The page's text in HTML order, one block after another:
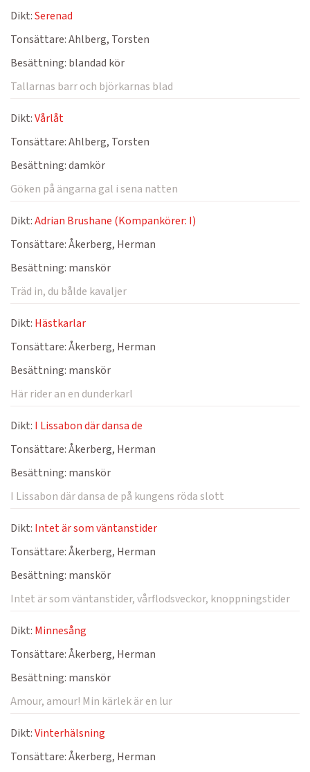
Dikt:Serenad
Tonsättare:Ahlberg, Torsten
Besättning: blandad kör
Tallarnas barr och björkarnas blad
Dikt:Vårlåt
Tonsättare:Ahlberg, Torsten
Besättning:damkör
Göken på ängarna gal i sena natten
Dikt:Adrian Brushane (Kompankörer: I)
Tonsättare:Åkerberg, Herman
Besättning: manskör
Träd in, du bålde kavaljer
Dikt: Hästkarlar
Tonsättare:Åkerberg, Herman
Besättning: manskör
Här rider an en dunderkarl
Dikt: I Lissabon där dansa de
Tonsättare:Åkerberg, Herman
Besättning: manskör
I Lissabon där dansa de på kungens röda slott
Dikt: Intet är som väntanstider
Tonsättare:Åkerberg, Herman
Besättning: manskör
Intet är som väntanstider, vårflodsveckor, knoppningstider
Dikt: Minnesång
Tonsättare:Åkerberg, Herman
Besättning: manskör
Amour, amour! Min kärlek är en lur
Dikt:Vinterhälsning
Tonsättare:Åkerberg, Herman